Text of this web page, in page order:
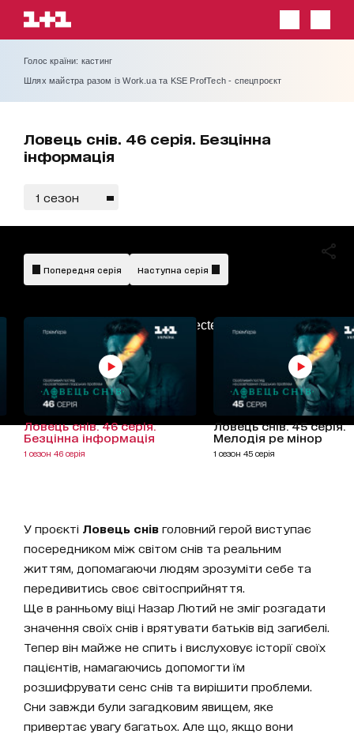
Голос країни: кастинг
Шлях майстра разом із Work.ua та KSE ProfTech - спецпроєкт
Ловець снів. 46 серія. Безцінна
інформація
1 сезон
AdBlockDetected!
Попередня серія Наступна серія
Ловець снів. 46 серія.
Безцінна інформація
1 сезон 46 серія
Ловець снів. 45 серія.
Мелодія ре мінор
1 сезон 45 серія
У проєкті Ловець снів головний герой виступає
посередником між світом снів та реальним
життям, допомагаючи людям зрозуміти себе та
передивитись своє світосприйняття.
Ще в ранньому віці Назар Лютий не зміг розгадати
значення своїх снів і врятувати батьків від загибелі.
Тепер він майже не спить і вислуховує історії своїх
пацієнтів, намагаючись допомогти їм
розшифрувати сенс снів та вирішити проблеми.
Сни завжди були загадковим явищем, яке
привертає увагу багатьох. Але що, якщо вони